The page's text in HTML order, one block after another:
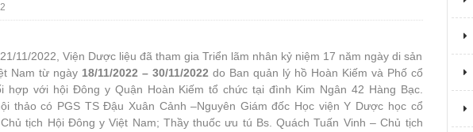
11/2022, Viện Dược liệu đã tham gia Triển lãm nhân kỷ niệm 17 năm ngày di sản
Nam từ ngày 18/11/2022 – 30/11/2022do Ban quản lý hồ Hoàn Kiếm và Phố cổ
hợp với hội Đông y Quận Hoàn Kiếm tổ chức tại đình Kim Ngân 42 Hàng Bạc.
thảo có PGS TS Đậu Xuân Cảnh –Nguyên Giám đốc Học viện Y Dược học cổ
tịch Hội Đông y Việt Nam; Thầy thuốc ưu tú Bs. Quách Tuấn Vinh – Chủ tịch